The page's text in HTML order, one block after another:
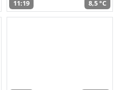
11:19 8,5 °C